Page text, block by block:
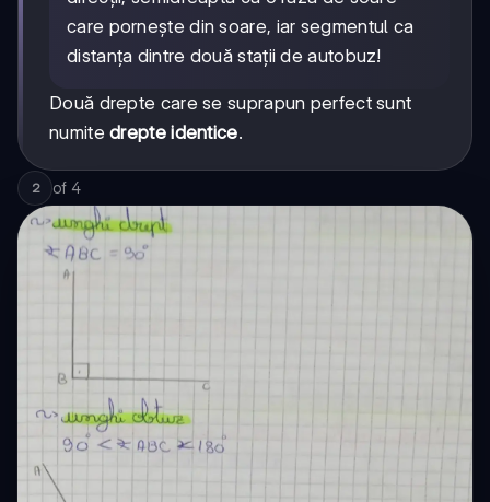
care pornește din soare, iar segmentul ca
distanța dintre două stații de autobuz!
Două drepte care se suprapun perfect sunt
numitedrepte identice.
2 of 4